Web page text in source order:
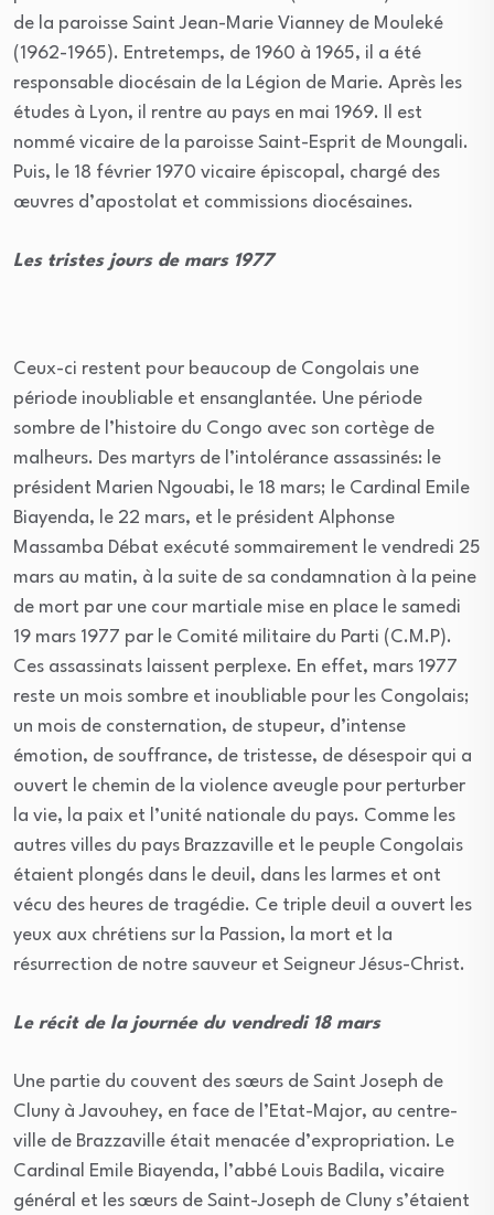
de la paroisse Saint Jean-Marie Vianney de Mouleké
(1962-1965). Entretemps, de 1960 à 1965, il a été
responsable diocésain de la Légion de Marie. Après les
études à Lyon, il rentre au pays en mai 1969. Il est
nommé vicaire de la paroisse Saint-Esprit de Moungali.
Puis, le 18 février 1970 vicaire épiscopal, chargé des
œuvres d’apostolat et commissions diocésaines.
Les tristes jours de mars 1977
Ceux-ci restent pour beaucoup de Congolais une
période inoubliable et ensanglantée. Une période
sombre de l’histoire du Congo avec son cortège de
malheurs. Des martyrs de l’intolérance assassinés: le
président Marien Ngouabi, le 18 mars; le Cardinal Emile
Biayenda, le 22 mars, et le président Alphonse
Massamba Débat exécuté sommairement le vendredi 25
mars au matin, à la suite de sa condamnation à la peine
de mort par une cour martiale mise en place le samedi
19 mars 1977 par le Comité militaire du Parti (C.M.P).
Ces assassinats laissent perplexe. En effet, mars 1977
reste un mois sombre et inoubliable pour les Congolais;
un mois de consternation, de stupeur, d’intense
émotion, de souffrance, de tristesse, de désespoir qui a
ouvert le chemin de la violence aveugle pour perturber
la vie, la paix et l’unité nationale du pays. Comme les
autres villes du pays Brazzaville et le peuple Congolais
étaient plongés dans le deuil, dans les larmes et ont
vécu des heures de tragédie. Ce triple deuil a ouvert les
yeux aux chrétiens sur la Passion, la mort et la
résurrection de notre sauveur et Seigneur Jésus-Christ.
Le récit de la journée du vendredi 18 mars
Une partie du couvent des sœurs de Saint Joseph de
Cluny à Javouhey, en face de l’Etat-Major, au centre-
ville de Brazzaville était menacée d’expropriation. Le
Cardinal Emile Biayenda, l’abbé Louis Badila, vicaire
général et les sœurs de Saint-Joseph de Cluny s’étaient